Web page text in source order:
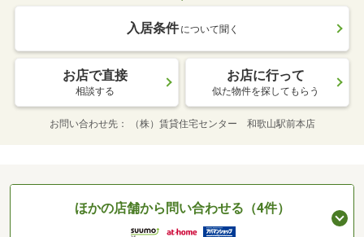
入居条件 について聞く
お店で直接
相談する
お店に行って
似た物件を探してもらう
お問い合わせ先 （株）賃貸住宅センター 和歌山駅前本店
ほかの店舗から問い合わせる（4件）